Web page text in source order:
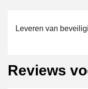
Leveren van
Reviews